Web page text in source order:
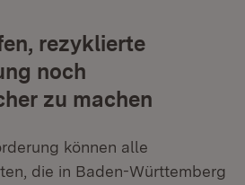
rezyklierte
noch
zu machen
können alle
die in Baden-Württemberg